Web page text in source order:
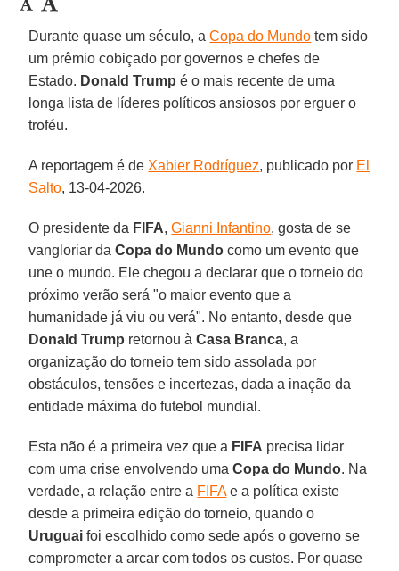
Durante quase um século, aCopa do Mundo tem sido
um prêmio cobiçado por governos e chefes de
Estado. Donald Trump é o mais recente de uma
longa lista de líderes políticos ansiosos por erguer o
troféu.
A reportagem é de Xabier Rodríguez, publicado por El
Salto, 13-04-2026.
O presidente da FIFA,Gianni Infantino, gosta de se
vangloriar daCopa do Mundo como um evento que
une o mundo. Ele chegou a declarar que o torneio do
próximo verão será "o maior evento que a
humanidade já viu ou verá". No entanto, desde que
Donald Trump retornou àCasa Branca, a
organização do torneio tem sido assolada por
obstáculos, tensões e incertezas, dada a inação da
entidade máxima do futebol mundial.
Esta não é a primeira vez que a FIFA precisa lidar
com uma crise envolvendo umaCopa do Mundo. Na
verdade, a relação entre a FIFAe a política existe
desde a primeira edição do torneio, quando o
Uruguai foi escolhido como sede após o governo se
comprometer a arcar com todos os custos. Por quase